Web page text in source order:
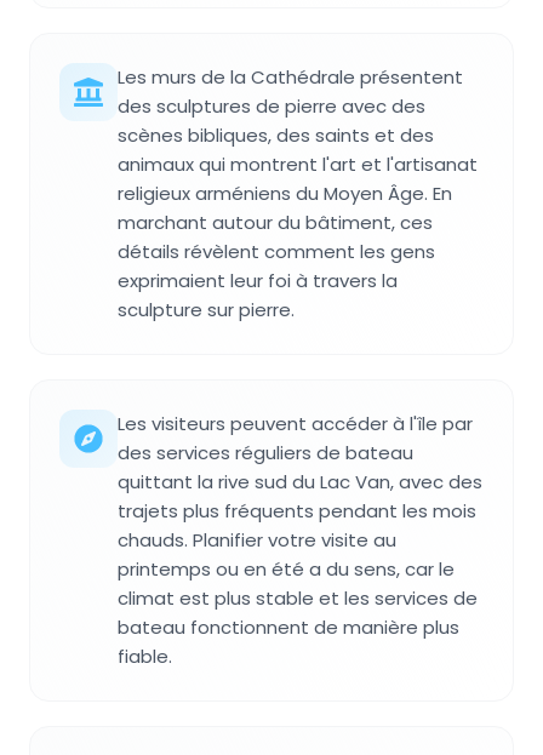
Les murs de la Cathédrale présentent
des sculptures de pierre avec des
scènes bibliques, des saints et des
animaux qui montrent l'art et l'artisanat
religieux arméniens du Moyen Âge. En
marchant autour du bâtiment, ces
détails révèlent comment les gens
exprimaient leur foi à travers la
sculpture sur pierre.
Les visiteurs peuvent accéder à l'île par
des services réguliers de bateau
quittant la rive sud du Lac Van, avec des
trajets plus fréquents pendant les mois
chauds. Planifier votre visite au
printemps ou en été a du sens, car le
climat est plus stable et les services de
bateau fonctionnent de manière plus
fiable.